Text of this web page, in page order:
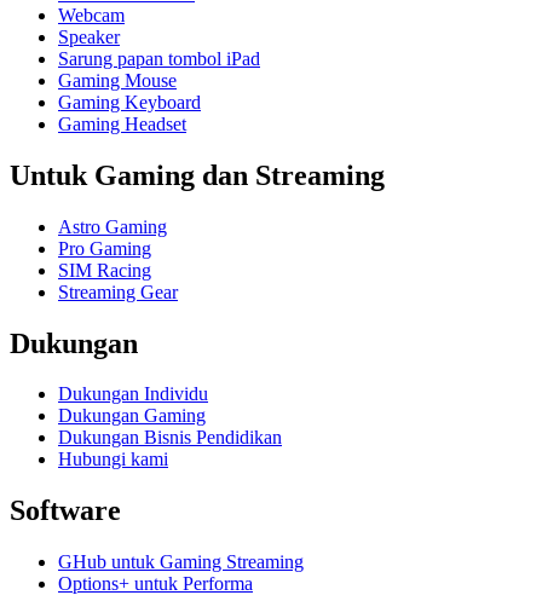
Webcam
Speaker
Sarung papan tombol iPad
Gaming Mouse
Gaming Keyboard
Gaming Headset
Untuk Gaming dan Streaming
Astro Gaming
Pro Gaming
SIM Racing
Streaming Gear
Dukungan
Dukungan Individu
Dukungan Gaming
Dukungan Bisnis Pendidikan
Hubungi kami
Software
GHub untuk Gaming Streaming
Options+ untuk Performa